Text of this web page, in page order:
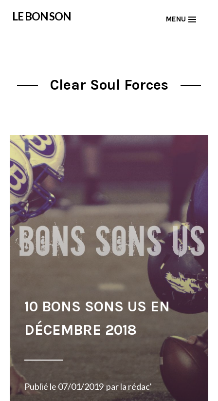
LE BON SON MENU
Clear Soul Forces
10 BONS SONS US EN
DÉCEMBRE 2018
Publié le 07/01/2019 parla rédac'